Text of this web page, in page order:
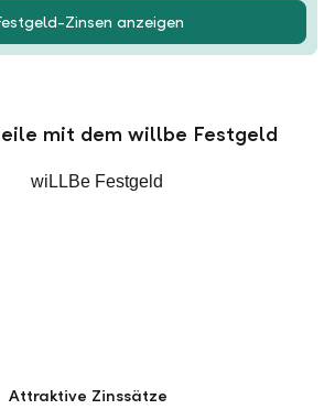
Zinsen anzeigen
mit dem willbe Festgeld
Attraktive Zinssätze